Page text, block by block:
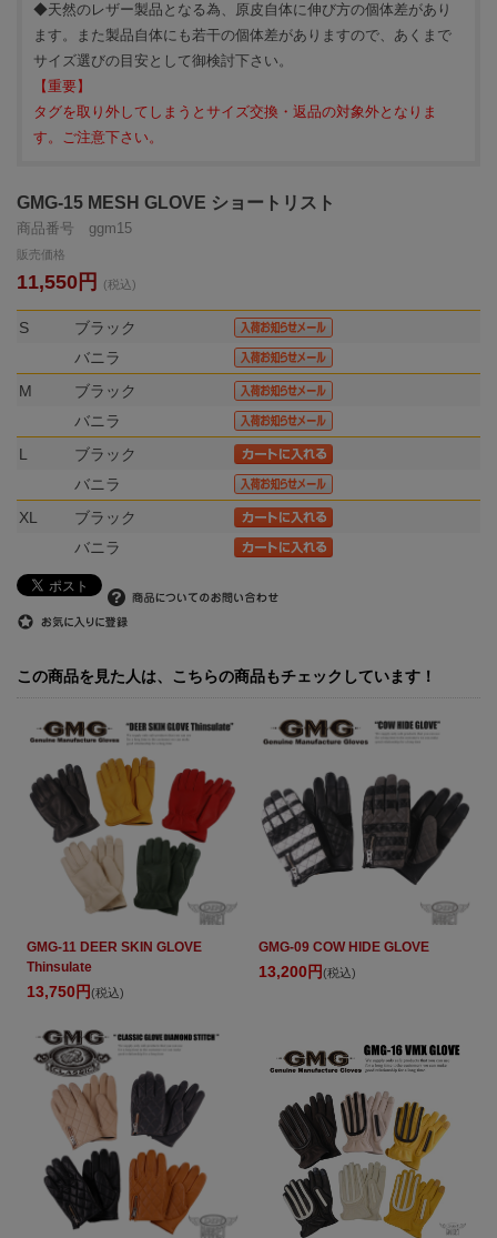
◆天然のレザー製品となる為、原皮自体に伸び方の個体差があり
ます。また製品自体にも若干の個体差がありますので、あくまで
サイズ選びの目安として御検討下さい。
【重要】
タグを取り外してしまうとサイズ交換・返品の対象外となりま
す。ご注意下さい。
GMG-15 MESH GLOVE ショートリスト
商品番号 ggm15
販売価格
11,550円 (税込)
S
ブラック
バニラ
M
ブラック
バニラ
L
ブラック
バニラ
XL
ブラック
バニラ
この商品を見た人は、こちらの商品もチェックしています！
GMG-11 DEER SKIN GLOVE
Thinsulate
13,750円(税込)
GMG-09 COW HIDE GLOVE
13,200円(税込)